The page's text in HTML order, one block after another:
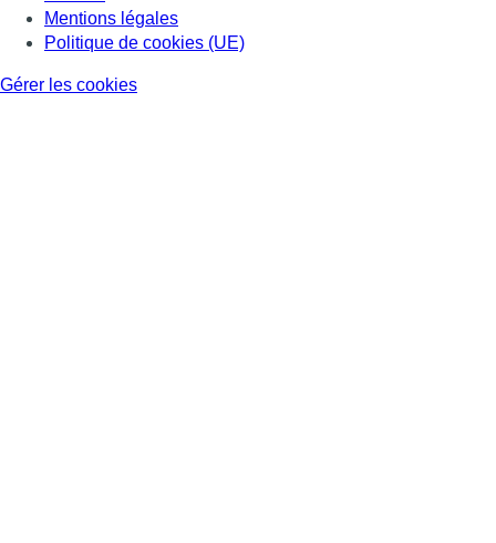
Mentions légales
Politique de cookies (UE)
Gérer les cookies